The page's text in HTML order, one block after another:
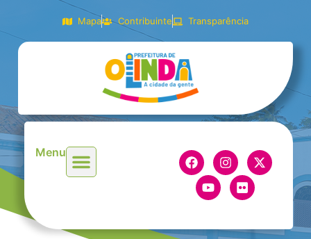
Mapa Contribuinte Transparência
Menu